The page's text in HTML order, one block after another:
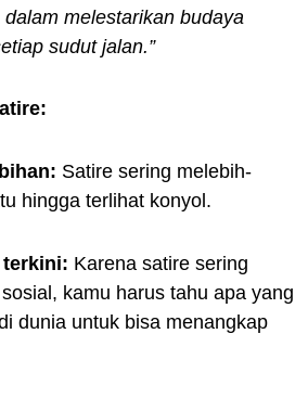
melestarikan budaya
sudut jalan.”
Satire sering melebih-
hingga terlihat konyol.
terkini: Karena satire sering
kamu harus tahu apa yang
dunia untuk bisa menangkap